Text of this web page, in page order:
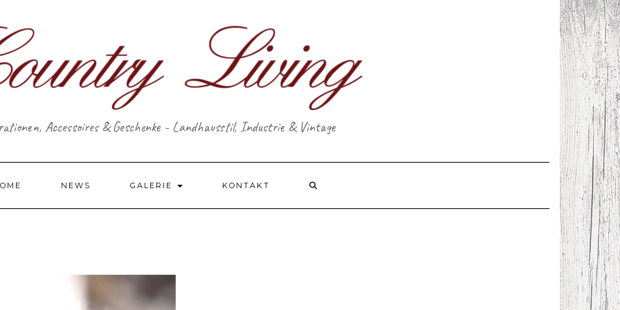
Accessoires & Geschenke - Landhausstil, Industrie & Vintage
NEWS GALERIE KONTAKT